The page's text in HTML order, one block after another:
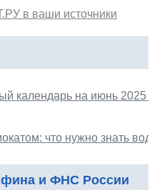
в ваши источники
календарь на июнь 2025
что нужно знать
и ФНС России